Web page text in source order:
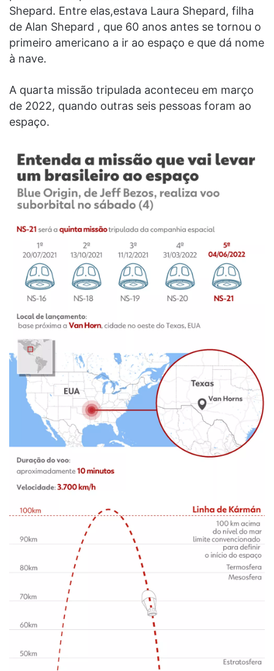
Shepard. Entre elas,estava Laura Shepard, filha
de Alan Shepard , que 60 anos antes se tornou o
primeiro americano a ir ao espaço e que dá nome
à nave.
A quarta missão tripulada aconteceu em março
de 2022, quando outras seis pessoas foram ao
espaço.